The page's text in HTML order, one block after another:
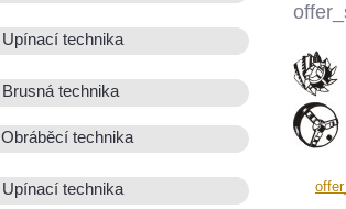
Upínací technika
Brusná technika
Obráběcí technika
Upínací technika